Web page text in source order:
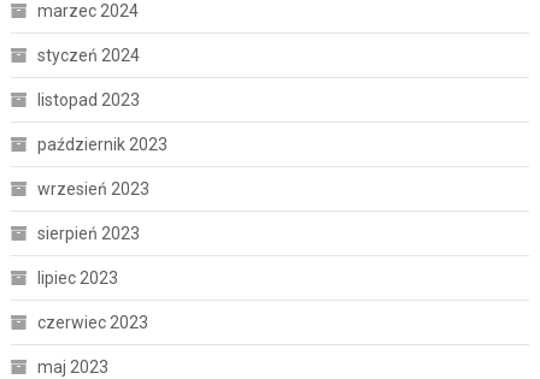
marzec 2024
styczeń 2024
listopad 2023
październik 2023
wrzesień 2023
sierpień 2023
lipiec 2023
czerwiec 2023
maj 2023